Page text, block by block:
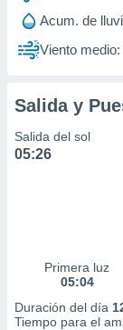
1199
Acum. de
Viento medio:
Salida y
Salida del sol
05:26
Primera luz
05:04
Duración del día
Tiempo para el